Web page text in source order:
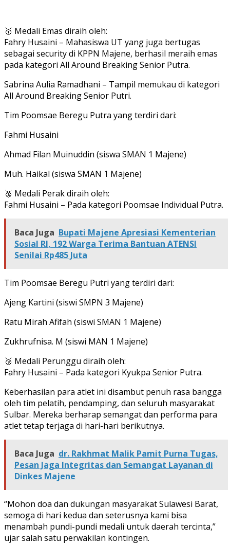
🥇 Medali Emas diraih oleh:
Fahry Husaini – Mahasiswa UT yang juga bertugas
sebagai security di KPPN Majene, berhasil meraih emas
pada kategori All Around Breaking Senior Putra.
Sabrina Aulia Ramadhani – Tampil memukau di kategori
All Around Breaking Senior Putri.
Tim Poomsae Beregu Putra yang terdiri dari:
Fahmi Husaini
Ahmad Filan Muinuddin (siswa SMAN 1 Majene)
Muh. Haikal (siswa SMAN 1 Majene)
🥈 Medali Perak diraih oleh:
Fahmi Husaini – Pada kategori Poomsae Individual Putra.
Baca Juga Bupati Majene Apresiasi Kementerian
Sosial RI, 192 Warga Terima Bantuan ATENSI
Senilai Rp485 Juta
Tim Poomsae Beregu Putri yang terdiri dari:
Ajeng Kartini (siswi SMPN 3 Majene)
Ratu Mirah Afifah (siswi SMAN 1 Majene)
Zukhrufnisa. M (siswi MAN 1 Majene)
🥉 Medali Perunggu diraih oleh:
Fahry Husaini – Pada kategori Kyukpa Senior Putra.
Keberhasilan para atlet ini disambut penuh rasa bangga
oleh tim pelatih, pendamping, dan seluruh masyarakat
Sulbar. Mereka berharap semangat dan performa para
atlet tetap terjaga di hari-hari berikutnya.
Baca Juga dr. Rakhmat Malik Pamit Purna Tugas,
Pesan Jaga Integritas dan Semangat Layanan di
Dinkes Majene
“Mohon doa dan dukungan masyarakat Sulawesi Barat,
semoga di hari kedua dan seterusnya kami bisa
menambah pundi-pundi medali untuk daerah tercinta,”
ujar salah satu perwakilan kontingen.